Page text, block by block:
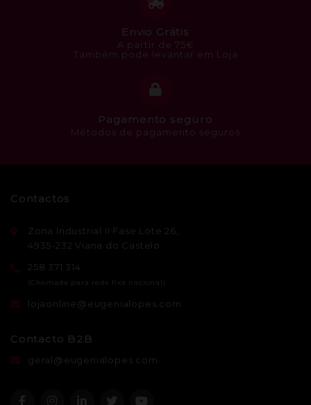
Envio Grátis
A partir de 75€
Também pode levantar em Loja
Pagamento seguro
Métodos de pagamento seguros
Contactos
Zona Industrial II Fase Lote 26,
4935-232 Viana do Castelo
258 371 314
lojaonline@eugenialopes.com
Contacto B2B
geral@eugenialopes.com